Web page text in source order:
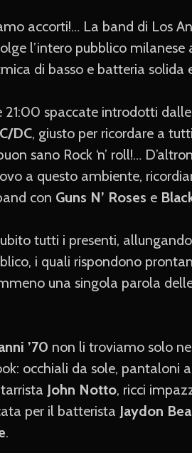
accorti!… La band di Los
l’intero pubblico milanese
di basso e batteria solida
21:00 spaccate introdotti
DC, giusto per ricordare a
sano Rock ‘n’ roll!…
a questo ambiente,
con Guns N’ Roses e
tutti i presenti,
i quali rispondono
una singola parola
’70 non li troviamo solo
occhiali da sole, pantaloni
John Notto, ricci
per il batterista Jaydon
.